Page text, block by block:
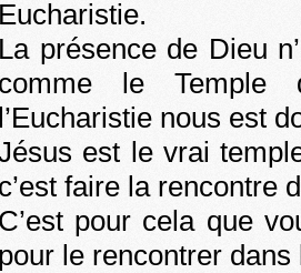
Eucharistie.
La présence de Dieu
comme le Temple
l’Eucharistie nous est
est le vrai
c’est faire la rencontre
C’est pour cela que
pour le rencontrer dans